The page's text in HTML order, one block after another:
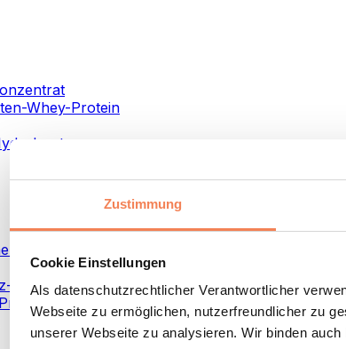
Zustimmung
Cookie Einstellungen
Als datenschutzrechtlicher Verantwortlicher
Webseite zu ermöglichen, nutzerfreundlicher zu
unserer Webseite zu analysieren. Wir binden
Whey-Protein
Proteine
Pulver